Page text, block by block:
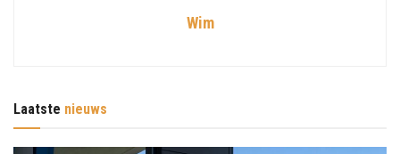
Wim
Laatste nieuws